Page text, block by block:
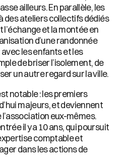
ailleurs. En parallèle, les
des ateliers collectifs dédiés
et la montée en
d’une randonnée
avec les enfants et les
de briser l’isolement, de
un autre regard sur la ville.
notable : les premiers
majeurs, et deviennent
eux-mêmes.
il y a 10 ans, qui poursuit
comptable et
dans les actions de